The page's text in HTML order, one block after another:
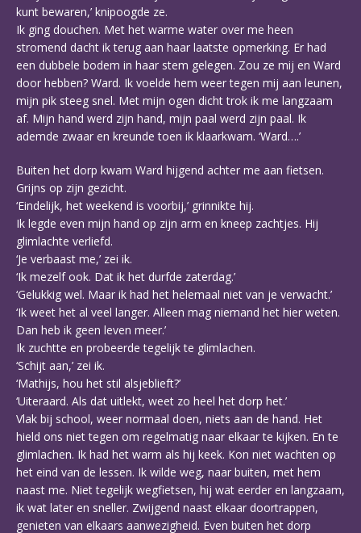
kunt bewaren,’ knipoogde ze.
Ik ging douchen. Met het warme water over me heen
stromend dacht ik terug aan haar laatste opmerking. Er had
een dubbele bodem in haar stem gelegen. Zou ze mij en Ward
door hebben? Ward. Ik voelde hem weer tegen mij aan leunen,
mijn pik steeg snel. Met mijn ogen dicht trok ik me langzaam
af. Mijn hand werd zijn hand, mijn paal werd zijn paal. Ik
ademde zwaar en kreunde toen ik klaarkwam. ‘Ward….’
Buiten het dorp kwam Ward hijgend achter me aan fietsen.
Grijns op zijn gezicht.
‘Eindelijk, het weekend is voorbij,’ grinnikte hij.
Ik legde even mijn hand op zijn arm en kneep zachtjes. Hij
glimlachte verliefd.
‘Je verbaast me,’ zei ik.
‘Ik mezelf ook. Dat ik het durfde zaterdag.’
‘Gelukkig wel. Maar ik had het helemaal niet van je verwacht.’
‘Ik weet het al veel langer. Alleen mag niemand het hier weten.
Dan heb ik geen leven meer.’
Ik zuchtte en probeerde tegelijk te glimlachen.
‘Schijt aan,’ zei ik.
‘Mathijs, hou het stil alsjeblieft?’
‘Uiteraard. Als dat uitlekt, weet zo heel het dorp het.’
Vlak bij school, weer normaal doen, niets aan de hand. Het
hield ons niet tegen om regelmatig naar elkaar te kijken. En te
glimlachen. Ik had het warm als hij keek. Kon niet wachten op
het eind van de lessen. Ik wilde weg, naar buiten, met hem
naast me. Niet tegelijk wegfietsen, hij wat eerder en langzaam,
ik wat later en sneller. Zwijgend naast elkaar doortrappen,
genieten van elkaars aanwezigheid. Even buiten het dorp